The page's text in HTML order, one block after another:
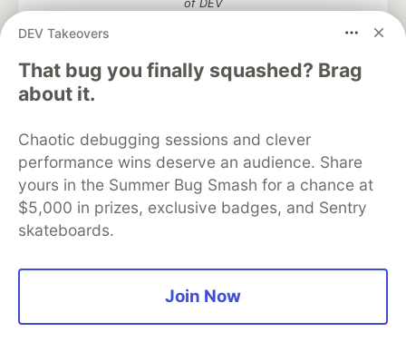
DEV Takeovers
That bug you finally squashed? Brag
about it.
Chaotic debugging sessions and clever
performance wins deserve an audience. Share
yours in the Summer Bug Smash for a chance at
$5,000 in prizes, exclusive badges, and Sentry
skateboards.
Join Now
of DEV
DEV Community
DEV Education Tracks
DEV Help
Advertise on DEV
Organization Accounts
DEV Showcase About
Contact
Free Postgres Database
DEV Shop
MLH
Code of Conduct
Privacy Policy
Terms of Use
Built on
Forem software that powers
DEV
and other inclusive communities.